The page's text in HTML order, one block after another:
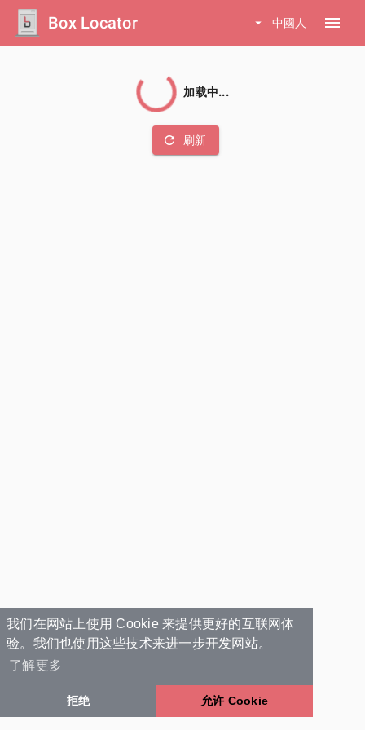
我们在网站上使用 Cookie 来提供更好的互联网体
验。我们也使用这些技术来进一步开发网站。
了解更多
拒绝 允许 Cookie
Box Locator arrow_drop_down 中國人 menu
加载中...
refresh 刷新